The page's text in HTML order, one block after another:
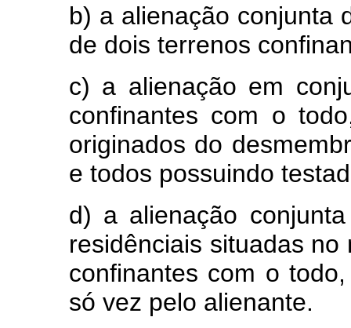
b) a alienação conjunta
de dois terrenos
c) a alienação em
confinantes com o
originados do
e todos possuindo
d) a alienação
residênciais situadas
confinantes com o
só vez pelo alienante.